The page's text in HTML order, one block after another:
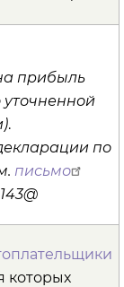
прибыль
уточненной
.
по
письмо
которых